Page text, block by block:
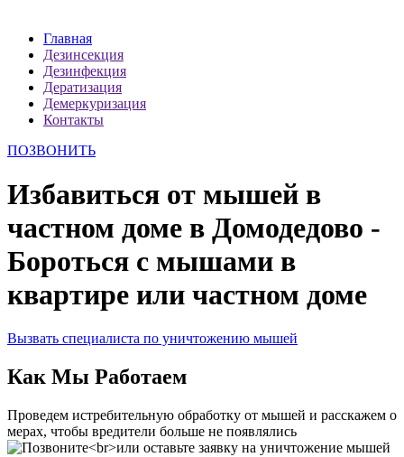
Главная
Дезинсекция
Дезинфекция
Дератизация
Демеркуризация
Контакты
ПОЗВОНИТЬ
Избавиться от мышей в
частном доме в Домодедово -
Бороться с мышами в
квартире или частном доме
Вызвать специалиста по уничтожению мышей
Как Мы Работаем
Проведем истребительную обработку от мышей и расскажем о
мерах, чтобы вредители больше не появлялись